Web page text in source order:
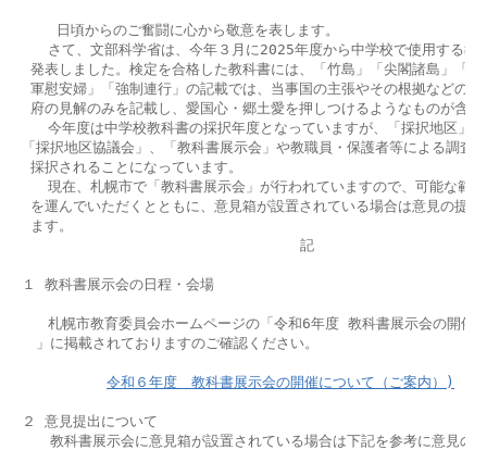
    日頃からのご奮闘に心から敬意を表します。
さて、文部科学省は、今年３月に2025年度から中学校で使用する教
発表しました。検定を合格した教科書には、「竹島」「尖閣諸島」「
軍慰安婦」「強制連行」の記載では、当事国の主張やその根拠などの
府の見解のみを記載し、愛国心・郷土愛を押しつけるようなものが含ま
今年度は中学校教科書の採択年度となっていますが、「採択地区」
「採択地区協議会」、「教科書展示会」や教職員・保護者等による調査
採択されることになっています。
現在、札幌市で「教科書展示会」が行われていますので、可能な範
を運んでいただくとともに、意見箱が設置されている場合は意見の提
ます。
                                記
１ 教科書展示会の日程・会場
札幌市教育委員会ホームページの「令和6年度 教科書展示会の開催
」に掲載されておりますのご確認ください。
令和６年度　教科書展示会の開催について（ご案内）)
２ 意見提出について
教科書展示会に意見箱が設置されている場合は下記を参考に意見の